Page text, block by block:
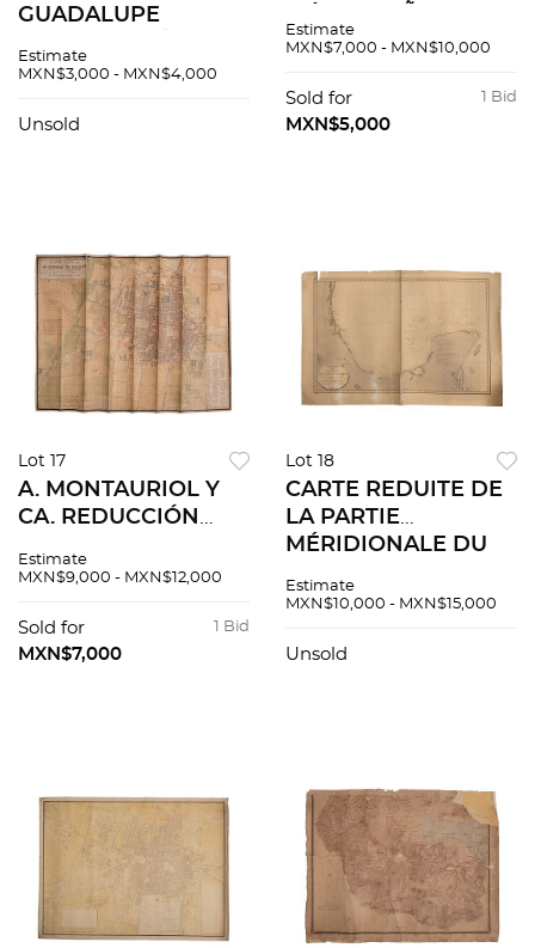
GUADALUPE
1887. / MAPA DE LA
GUADALUPE
Estimate
MXN$3,000 - MXN$4,000
Unsold
MÉXICO: IMP. LITOG.
color 61 x 81 cm.
Estimate
MXN$7,000 - MXN$10,000
1 Bid
Sold for
MXN$5,000
Lot 17
A. MONTAURIOL Y
CA. REDUCCIÓN
DE LA CIUDAD DE
LEVANTADO... POR
LA COMISIÓN DE
Estimate
MXN$9,000 - MXN$12,000
1 Bid
Sold for
MXN$7,000
Lot 18
CARTE REDUITE DE
LA PARTIE
MÉRIDIONALE DU
DEPUIS LE CAP
LAGUNA MADRE...
Estimate
MXN$10,000 - MXN$15,000
Unsold